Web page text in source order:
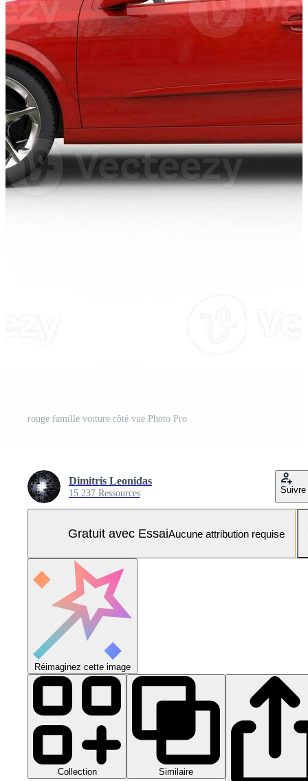
rouge famille voiture côté vue Photo Pro
Dimitris Leonidas
15 237 Ressources Suivre
Gratuit avec EssaiAucune attribution requise
Réimaginez cette image
Collection Similaire